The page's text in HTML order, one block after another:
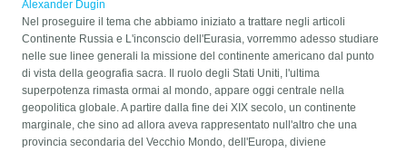
Alexander Dugin
Nel proseguire il tema che abbiamo iniziato a trattare negli articoli
Continente Russia e L'inconscio dell'Eurasia, vorremmo adesso studiare
nelle sue linee generali la missione del continente americano dal punto
di vista della geografia sacra. Il ruolo degli Stati Uniti, l'ultima
superpotenza rimasta ormai al mondo, appare oggi centrale nella
geopolitica globale. A partire dalla fine dei XIX secolo, un continente
marginale, che sino ad allora aveva rappresentato null'altro che una
provincia secondaria del Vecchio Mondo, dell'Europa, diviene